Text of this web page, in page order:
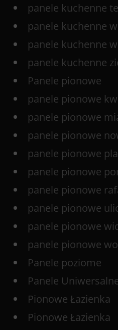
panele kuchenne
panele kuchenne
panele kuchenne
panele kuchenne
Panele pionowe
panele pionowe
panele pionowe
panele pionowe
panele pionowe
panele pionowe
panele pionowe
panele pionowe
panele pionowe
panele pionowe
Panele poziome
Panele
Pionowe Łazienka
Pionowe Łazienka